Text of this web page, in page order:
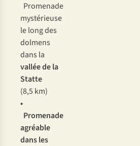
Promenade
mystérieuse
le long des
dolmens
dans la
vallée de la
Statte
(8,5 km)
•
Promenade
agréable
dans les